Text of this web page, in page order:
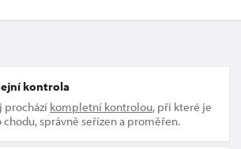
kontrola
prochází kompletní kontrolou, při které je
chodu, správně seřízen a proměřen.